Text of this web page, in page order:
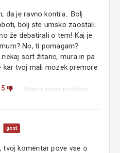
da je ravno kontra.. Bolj
bolj ste umsko zaostali.
že debatirali o tem! Kaj je
No, ti pomagam?
sort žitaric, mura in pa
kar tvoj mali mozek premore
5 Prijavi neprimerno vsebino
gost
tvoj komentar pove vse o